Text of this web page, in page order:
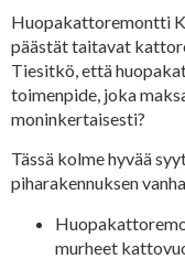
Huopakattoremontti
päästät taitavat
Tiesitkö, että
toimenpide, joka
moninkertaisesti?
Tässä kolme hyvää
piharakennuksen
murheet